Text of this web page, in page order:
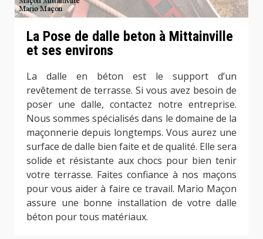
La Pose de dalle beton à Mittainville
et ses environs
La dalle en béton est le support d’un
revêtement de terrasse. Si vous avez besoin de
poser une dalle, contactez notre entreprise.
Nous sommes spécialisés dans le domaine de la
maçonnerie depuis longtemps. Vous aurez une
surface de dalle bien faite et de qualité. Elle sera
solide et résistante aux chocs pour bien tenir
votre terrasse. Faites confiance à nos maçons
pour vous aider à faire ce travail. Mario Maçon
assure une bonne installation de votre dalle
béton pour tous matériaux.